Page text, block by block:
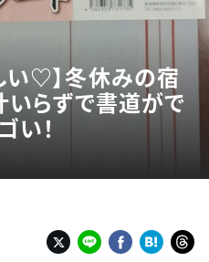
い♡】冬休みの宿
いらずで書道がで
い！